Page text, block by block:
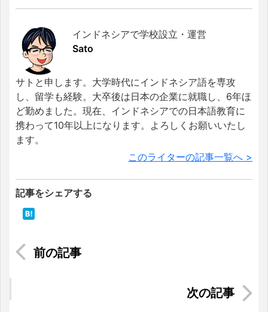
インドネシアで学校設立・運営
Sato
サトと申します。大学時代にインドネシア語を専攻
し、留学も経験。大卒後は日本の企業に就職し、6年ほ
ど勤めました。現在、インドネシアでの日本語教育に
携わって10年以上になります。よろしくお願いいたし
ます。
このライターの記事一覧へ >
記事をシェアする
【2024年最新版】インドネシア就職・転職完全ガ
【もう迷わない！】ホーチミン1区でおすすめのカ